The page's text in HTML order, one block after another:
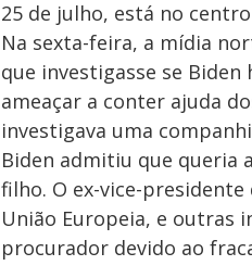
25 de julho, está no
Na sexta-feira, a mídia
que investigasse se
ameaçar a conter ajuda
investigava uma
Biden admitiu que queria
filho. O ex-vice-
União Europeia, e outras
procurador devido ao